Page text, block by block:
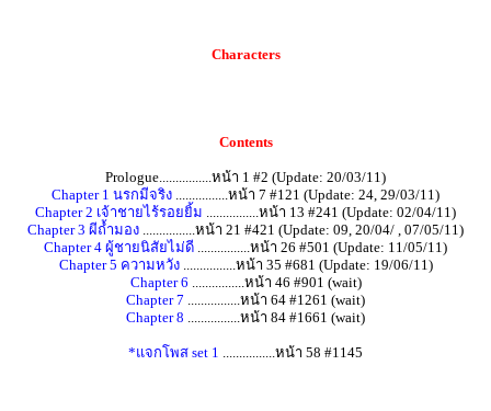
Characters
Contents
Prologue................หน้า 1 #2 (Update: 20/03/11)
Chapter 1 นรกมีจริง ................หน้า 7 #121 (Update: 24, 29/03/11)
Chapter 2 เจ้าชายไร้รอยยิ้ม ................หน้า 13 #241 (Update: 02/04/11)
Chapter 3 ผีถ้ำมอง ................หน้า 21 #421 (Update: 09, 20/04/ , 07/05/11)
Chapter 4 ผู้ชายนิสัยไม่ดี ................หน้า 26 #501 (Update: 11/05/11)
Chapter 5 ความหวัง ................หน้า 35 #681 (Update: 19/06/11)
Chapter 6 ................หน้า 46 #901 (wait)
Chapter 7 ................หน้า 64 #1261 (wait)
Chapter 8 ................หน้า 84 #1661 (wait)
*แจกโพส set 1 ................หน้า 58 #1145